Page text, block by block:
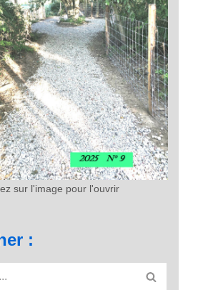
sur l'image pour l'ouvrir
: